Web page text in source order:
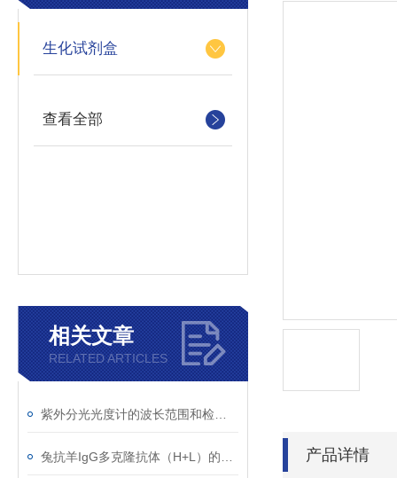
生化试剂盒
查看全部
相关文章
RELATED ARTICLES
产品详情